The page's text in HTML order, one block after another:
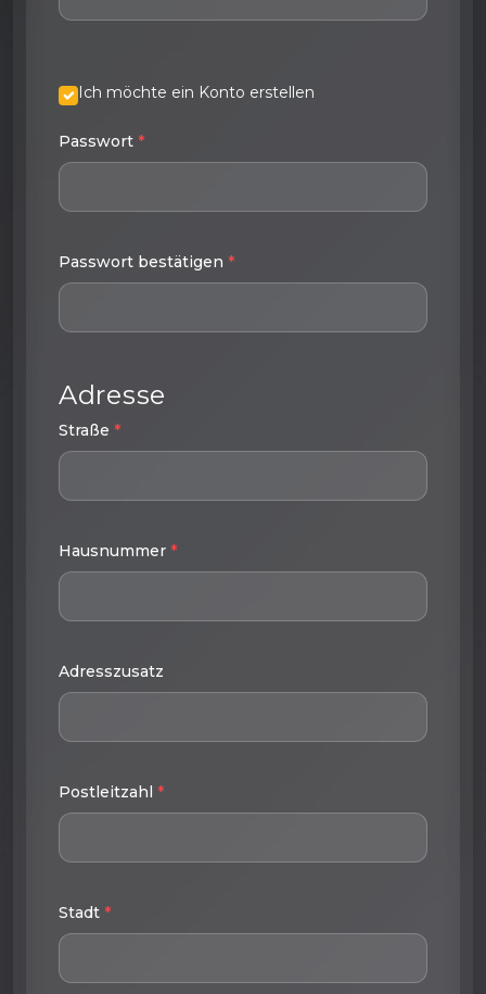
Ich möchte ein Konto erstellen
Passwort *
Passwort bestätigen *
Adresse
Straße *
Hausnummer *
Adresszusatz
Postleitzahl *
Stadt *